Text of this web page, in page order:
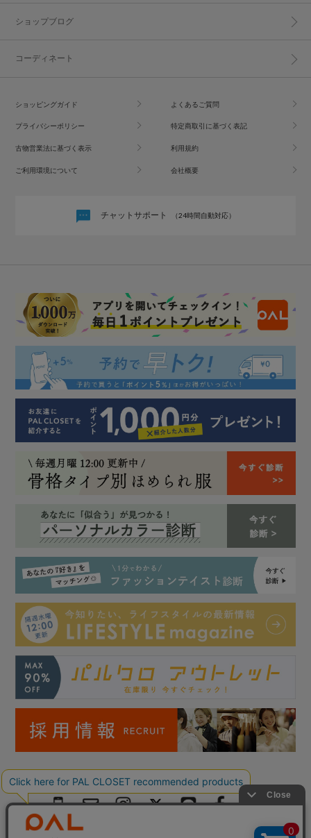
ショップブログ
コーディネート
ショッピングガイド よくあるご質問
プライバシーポリシー 特定商取引に基づく表記
古物営業法に基づく表示 利用規約
ご利用環境について 会社概要
チャットサポート （24時間自動対応）